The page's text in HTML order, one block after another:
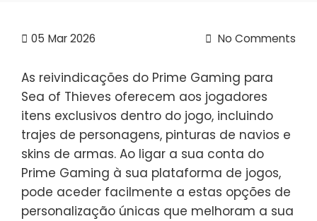
05 Mar 2026 No Comments
As reivindicações do Prime Gaming para
Sea of Thieves oferecem aos jogadores
itens exclusivos dentro do jogo, incluindo
trajes de personagens, pinturas de navios e
skins de armas. Ao ligar a sua conta do
Prime Gaming à sua plataforma de jogos,
pode aceder facilmente a estas opções de
personalização únicas que melhoram a sua